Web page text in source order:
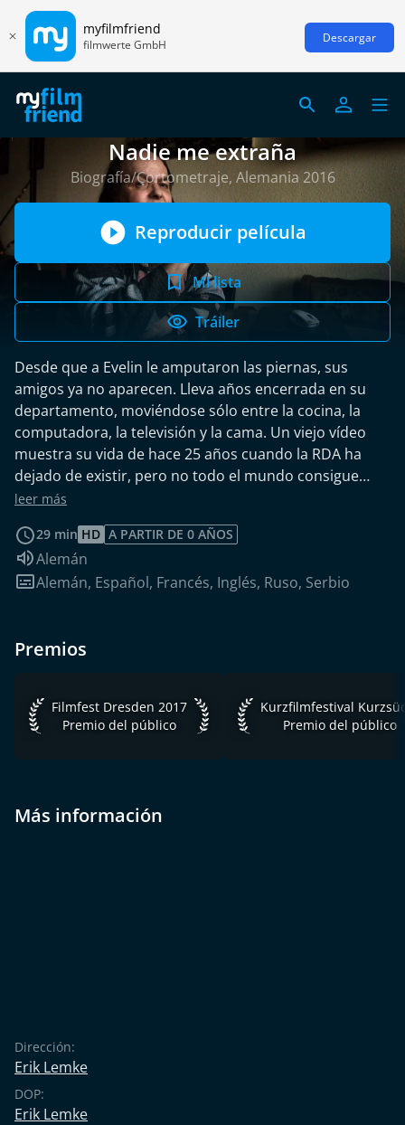
myfilmfriend
filmwerte GmbH Descargar
Nadie me extraña
Biografía/Cortometraje, Alemania 2016
Reproducir película
Mi lista
Tráiler
Desde que a Evelin le amputaron las piernas, sus
amigos ya no aparecen. Lleva años encerrada en su
departamento, moviéndose sólo entre la cocina, la
computadora, la televisión y la cama. Un viejo vídeo
muestra su vida de hace 25 años cuando la RDA ha
dejado de existir, pero no todo el mundo consigue
encontrar su lugar en el nuevo sistema. "De forma
transgénero y el envejecimiento, la enfermedad y la
decadencia; a través del trato respetuoso de la
protagonista, preserva el misterio que esconde y deja
conforman a un ser humano y plantea profundas
leer más
29 min HD A PARTIR DE 0 AÑOS
Idioma de audio:
Alemán
Subtítulos:
Alemán, Español, Francés, Inglés, Ruso, Serbio
Premios
Filmfest Dresden 2017 Premio del público
Filmfest Dresden 2017
Premio del público
Kurzfilmfestival
Premio del público
Más información
Dirección:
Erik Lemke
DOP:
Erik Lemke